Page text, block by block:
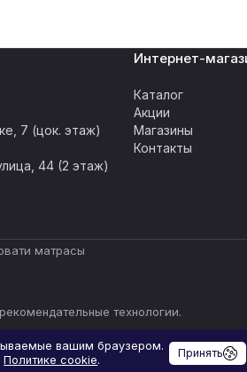
7 (цок. этаж)
44 (2 этаж)
Интернет-
Каталог
Акции
Магазины
Контакты
матрасы
рекомендательные технологии.
(но не ограничиваясь)
авторского права и прав на
вашим браузером.
Политике cookie.
Принять